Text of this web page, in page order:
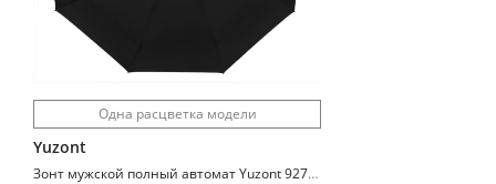
Одна расцветка модели
Yuzont
Зонт мужской полный автомат Yuzont 927-1A Премиум